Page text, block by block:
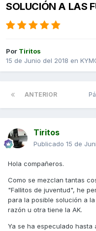
SOLUCIÓN A LAS
Por Tiritos
15 de Junio del 2018 en
ANTERIOR
Tiritos
Publicado 15 de
Hola compañeros.
Como se mezclan tantas
"Fallitos de juventud", he
para la posible solución a
razón u otra tiene la AK.
Ya se ha especulado